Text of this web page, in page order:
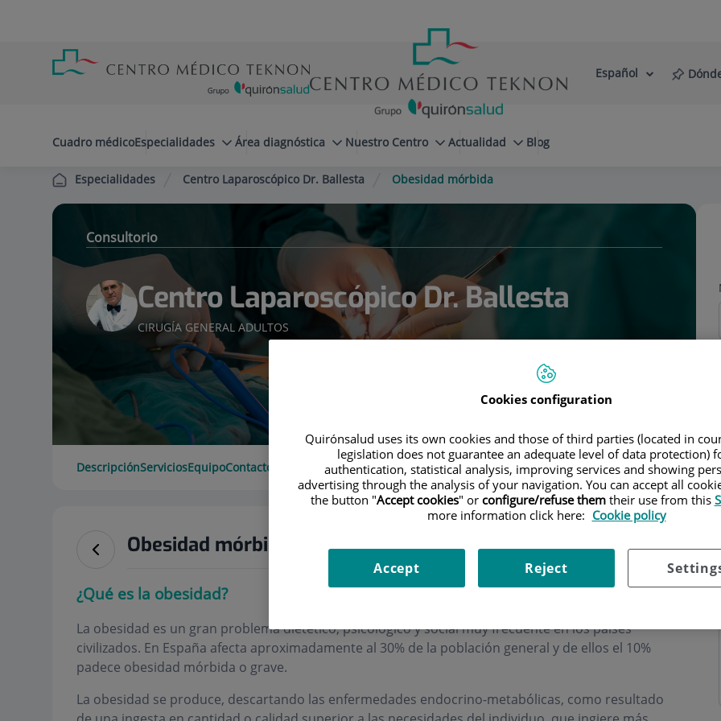
cabecera
Selector
Idioma
Español
Cuadro médicoEspecialidades Área diagnóstica Nuestro Centro Actualidad Blog
Especialidades Centro Laparoscópico Dr. Ballesta Obesidad mórbida
Consultorio
Centro Laparoscópico Dr. Ballesta
CIRUGÍA GENERAL ADULTOS
DescripciónServiciosEquipoContacto
Obesidad mórbida
¿Qué es la obesidad?
La obesidad es un gran problema dietético, psicológico y social muy frecuente en los países
civilizados. En España afecta aproximadamente al 30% de la población general y de ellos el 10%
padece obesidad mórbida o grave.
La obesidad se produce, descartando las enfermedades endocrino-metabólicas, como resultado
Cookies configuration
Quirónsalud uses its own cookies and those of third parties (located in
legislation does not guarantee an adequate level of data protection)
authentication, statistical analysis, improving services and showing
advertising through the analysis of your navigation. You can accept all
the button "Accept cookies" or configure/refuse themtheir use from this
more information click here: Cookie policy
Reject
Accept